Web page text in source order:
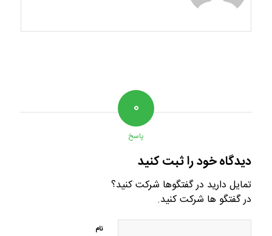
۰
پاسخ
دیدگاه خود را ثبت کنید
تمایل دارید در گفتگوها شرکت کنید؟
در گفتگو ها شرکت کنید.
نام